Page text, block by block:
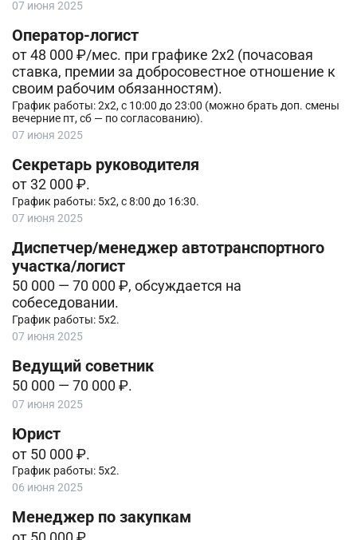
07 июня 2025
Оператор-логист
от 48 000 ₽/мес. при графике 2х2 (почасовая
ставка, премии за добросовестное отношение к
своим рабочим обязанностям).
График работы: 2х2, с 10:00 до 23:00 (можно брать доп. смены
вечерние пт, сб — по согласованию).
07 июня 2025
Секретарь руководителя
от 32 000 ₽.
График работы: 5х2, с 8:00 до 16:30.
07 июня 2025
Диспетчер/менеджер автотранспортного
участка/логист
50 000 — 70 000 ₽, обсуждается на
собеседовании.
График работы: 5х2.
07 июня 2025
Ведущий советник
50 000 — 70 000 ₽.
07 июня 2025
Юрист
от 50 000 ₽.
График работы: 5х2.
06 июня 2025
Менеджер по закупкам